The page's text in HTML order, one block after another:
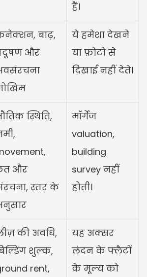
हैं।
बाढ़,
और
ये हमेशा देखने
या फ़ोटो से
दिखाई नहीं देते।
स्थिति,
और
स्तर के
मॉर्गेज
valuation,
building
survey नहीं
होती।
की अवधि,
शुल्क,
rent,
यह अक्सर
लंदन के फ्लैटों
के मूल्य को